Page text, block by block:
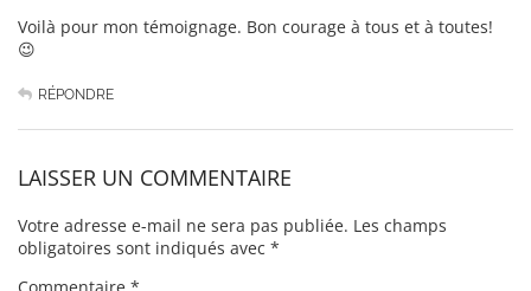
Voilà pour mon témoignage. Bon courage à tous et à toutes!
😉
RÉPONDRE
LAISSER UN COMMENTAIRE
Votre adresse e-mail ne sera pas publiée. Les champs
obligatoires sont indiqués avec *
Commentaire *